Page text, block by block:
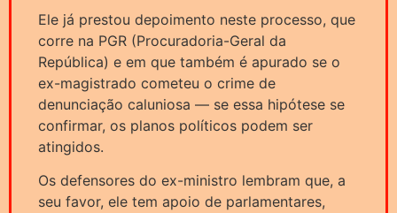
Ele já prestou depoimento neste processo, que
corre na PGR (Procuradoria-Geral da
República) e em que também é apurado se o
ex-magistrado cometeu o crime de
denunciação caluniosa — se essa hipótese se
confirmar, os planos políticos podem ser
atingidos.
Os defensores do ex-ministro lembram que, a
seu favor, ele tem apoio de parlamentares,